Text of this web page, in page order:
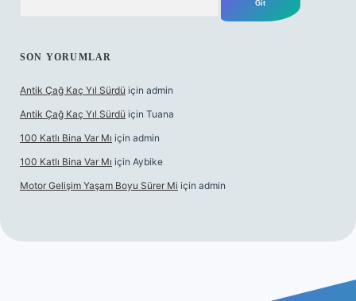
SON YORUMLAR
Antik Çağ Kaç Yıl Sürdü için admin
Antik Çağ Kaç Yıl Sürdü için Tuana
100 Katlı Bina Var Mı için admin
100 Katlı Bina Var Mı için Aybike
Motor Gelişim Yaşam Boyu Sürer Mi için admin